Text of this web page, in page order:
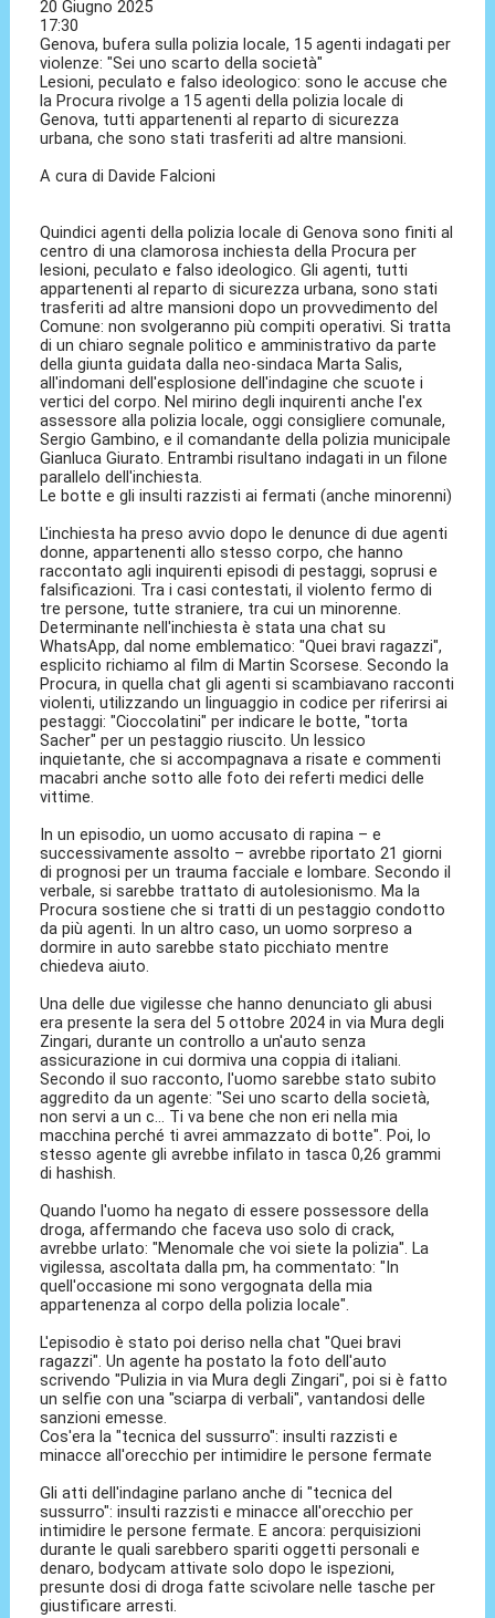
20 Giugno 2025
17:30
Genova, bufera sulla polizia locale, 15 agenti indagati per
violenze: "Sei uno scarto della società"
Lesioni, peculato e falso ideologico: sono le accuse che
la Procura rivolge a 15 agenti della polizia locale di
Genova, tutti appartenenti al reparto di sicurezza
urbana, che sono stati trasferiti ad altre mansioni.
A cura di Davide Falcioni
Quindici agenti della polizia locale di Genova sono finiti al
centro di una clamorosa inchiesta della Procura per
lesioni, peculato e falso ideologico. Gli agenti, tutti
appartenenti al reparto di sicurezza urbana, sono stati
trasferiti ad altre mansioni dopo un provvedimento del
Comune: non svolgeranno più compiti operativi. Si tratta
di un chiaro segnale politico e amministrativo da parte
della giunta guidata dalla neo-sindaca Marta Salis,
all'indomani dell'esplosione dell'indagine che scuote i
vertici del corpo. Nel mirino degli inquirenti anche l'ex
assessore alla polizia locale, oggi consigliere comunale,
Sergio Gambino, e il comandante della polizia municipale
Gianluca Giurato. Entrambi risultano indagati in un filone
parallelo dell'inchiesta.
Le botte e gli insulti razzisti ai fermati (anche minorenni)
L'inchiesta ha preso avvio dopo le denunce di due agenti
donne, appartenenti allo stesso corpo, che hanno
raccontato agli inquirenti episodi di pestaggi, soprusi e
falsificazioni. Tra i casi contestati, il violento fermo di
tre persone, tutte straniere, tra cui un minorenne.
Determinante nell'inchiesta è stata una chat su
WhatsApp, dal nome emblematico: "Quei bravi ragazzi",
esplicito richiamo al film di Martin Scorsese. Secondo la
Procura, in quella chat gli agenti si scambiavano racconti
violenti, utilizzando un linguaggio in codice per riferirsi ai
pestaggi: "Cioccolatini" per indicare le botte, "torta
Sacher" per un pestaggio riuscito. Un lessico
inquietante, che si accompagnava a risate e commenti
macabri anche sotto alle foto dei referti medici delle
vittime.
In un episodio, un uomo accusato di rapina – e
successivamente assolto – avrebbe riportato 21 giorni
di prognosi per un trauma facciale e lombare. Secondo il
verbale, si sarebbe trattato di autolesionismo. Ma la
Procura sostiene che si tratti di un pestaggio condotto
da più agenti. In un altro caso, un uomo sorpreso a
dormire in auto sarebbe stato picchiato mentre
chiedeva aiuto.
Una delle due vigilesse che hanno denunciato gli abusi
era presente la sera del 5 ottobre 2024 in via Mura degli
Zingari, durante un controllo a un'auto senza
assicurazione in cui dormiva una coppia di italiani.
Secondo il suo racconto, l'uomo sarebbe stato subito
aggredito da un agente: "Sei uno scarto della società,
non servi a un c... Ti va bene che non eri nella mia
macchina perché ti avrei ammazzato di botte". Poi, lo
stesso agente gli avrebbe infilato in tasca 0,26 grammi
di hashish.
Quando l'uomo ha negato di essere possessore della
droga, affermando che faceva uso solo di crack,
avrebbe urlato: "Menomale che voi siete la polizia". La
vigilessa, ascoltata dalla pm, ha commentato: "In
quell'occasione mi sono vergognata della mia
appartenenza al corpo della polizia locale".
L'episodio è stato poi deriso nella chat "Quei bravi
ragazzi". Un agente ha postato la foto dell'auto
scrivendo "Pulizia in via Mura degli Zingari", poi si è fatto
un selfie con una "sciarpa di verbali", vantandosi delle
sanzioni emesse.
Cos'era la "tecnica del sussurro": insulti razzisti e
minacce all'orecchio per intimidire le persone fermate
Gli atti dell'indagine parlano anche di "tecnica del
sussurro": insulti razzisti e minacce all'orecchio per
intimidire le persone fermate. E ancora: perquisizioni
durante le quali sarebbero spariti oggetti personali e
denaro, bodycam attivate solo dopo le ispezioni,
presunte dosi di droga fatte scivolare nelle tasche per
giustificare arresti.